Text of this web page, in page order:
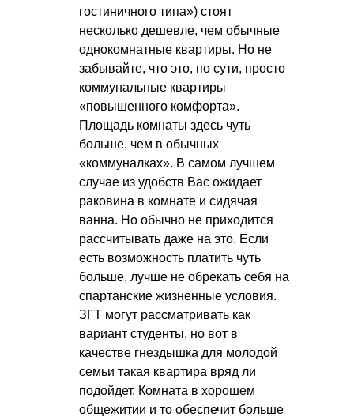
гостиничного типа») стоят
несколько дешевле, чем обычные
однокомнатные квартиры. Но не
забывайте, что это, по сути, просто
коммунальные квартиры
«повышенного комфорта».
Площадь комнаты здесь чуть
больше, чем в обычных
«коммуналках». В самом лучшем
случае из удобств Вас ожидает
раковина в комнате и сидячая
ванна. Но обычно не приходится
рассчитывать даже на это. Если
есть возможность платить чуть
больше, лучше не обрекать себя на
спартанские жизненные условия.
ЗГТ могут рассматривать как
вариант студенты, но вот в
качестве гнездышка для молодой
семьи такая квартира вряд ли
подойдет. Комната в хорошем
общежитии и то обеспечит больше